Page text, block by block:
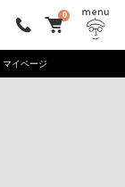
0
マイページ